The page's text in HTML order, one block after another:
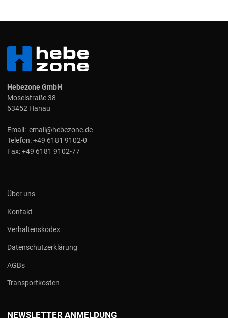
Hebezone GmbH
Moselstraße 38
63452 Hanau
Email: email@hebezone.de
Telefon:+49 6181 9102-0
Fax:+49 6181 9102-77
Über uns
Kontakt
Verhaltenskodex
Datenschutzerklärung
AGBs
Transportkosten
NEWSLETTER ANMELDUNG